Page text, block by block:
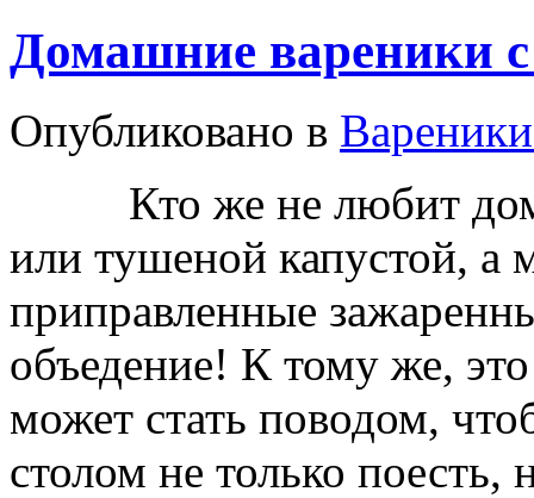
Домашние вареники
Опубликовано в
Кто же не любит
или тушеной капустой, а
приправленные
объедение! К тому же,
может стать поводом,
столом не только